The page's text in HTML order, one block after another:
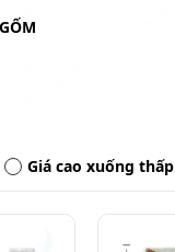
Giá cao xuống thấp